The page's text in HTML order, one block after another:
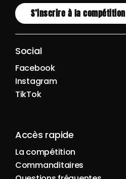
S’inscrire à la compétition
Social
Facebook
Instagram
TikTok
Accès rapide
La compétition
Commanditaires